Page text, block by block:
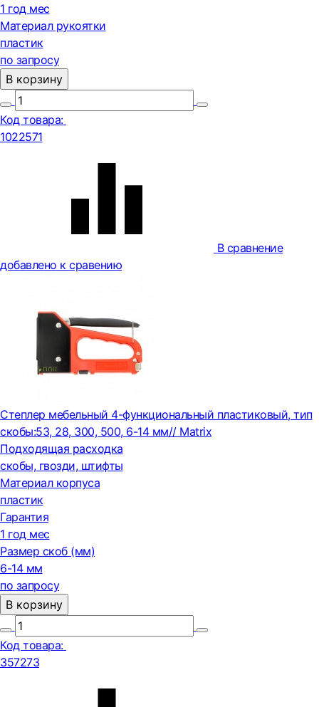
1 год мес
Материал рукоятки
пластик
по запросу
В корзину
Код товара:
1022571
В сравнение
добавлено к сравению
Степлер мебельный 4-функциональный пластиковый, тип
скобы:53, 28, 300, 500, 6-14 мм// Matrix
Подходящая расходка
скобы, гвозди, штифты
Материал корпуса
пластик
Гарантия
1 год мес
Размер скоб (мм)
6-14 мм
по запросу
В корзину
Код товара:
357273